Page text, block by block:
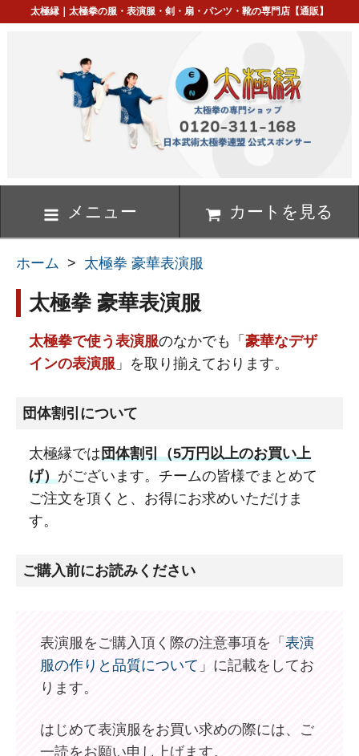
太極縁｜太極拳の服・表演服・剣・扇・パンツ・靴の専門店【通販】
メニュー カートを見る
ホーム > 太極拳 豪華表演服
太極拳 豪華表演服
太極拳で使う表演服のなかでも「 豪華なデザ
インの表演服 」を取り揃えております。
団体割引について
太極縁では団体割引（5万円以上のお買い上
げ）がございます。チームの皆様でまとめて
ご注文を頂くと、お得にお求めいただけま
す。
ご購入前にお読みください
表演服をご購入頂く際の注意事項を「 表演
服の作りと品質について 」に記載をしてお
ります。
はじめて表演服をお買い求めの際には、ご
一読をお願い申し上げます。